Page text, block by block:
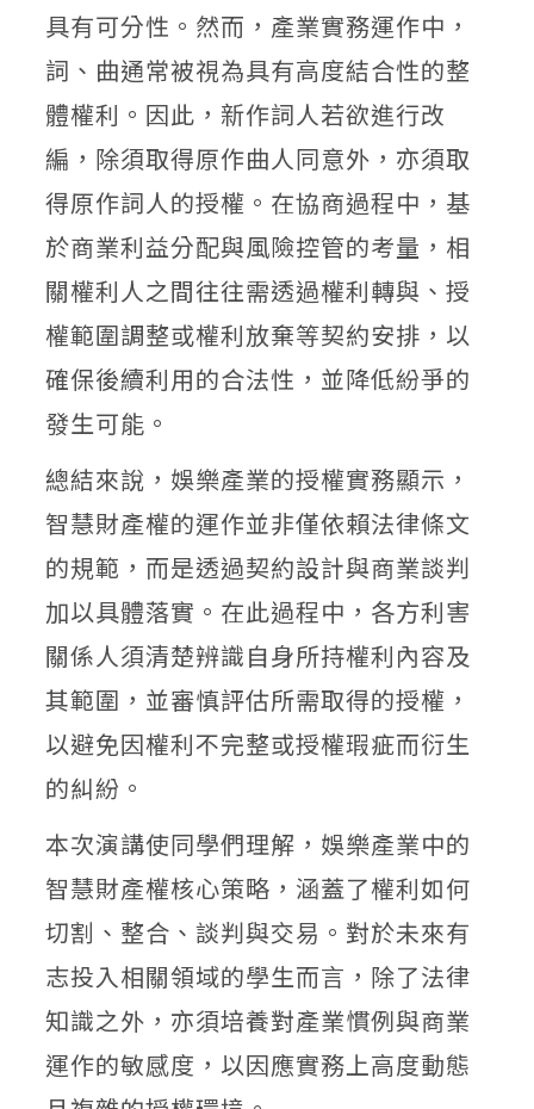
具有可分性。然而，產業實務運作中，
詞、曲通常被視為具有高度結合性的整
體權利。因此，新作詞人若欲進行改
編，除須取得原作曲人同意外，亦須取
得原作詞人的授權。在協商過程中，基
於商業利益分配與風險控管的考量，相
關權利人之間往往需透過權利轉與、授
權範圍調整或權利放棄等契約安排，以
確保後續利用的合法性，並降低紛爭的
發生可能。
總結來說，娛樂產業的授權實務顯示，
智慧財產權的運作並非僅依賴法律條文
的規範，而是透過契約設計與商業談判
加以具體落實。在此過程中，各方利害
關係人須清楚辨識自身所持權利內容及
其範圍，並審慎評估所需取得的授權，
以避免因權利不完整或授權瑕疵而衍生
的糾紛。
本次演講使同學們理解，娛樂產業中的
智慧財產權核心策略，涵蓋了權利如何
切割、整合、談判與交易。對於未來有
志投入相關領域的學生而言，除了法律
知識之外，亦須培養對產業慣例與商業
運作的敏感度，以因應實務上高度動態